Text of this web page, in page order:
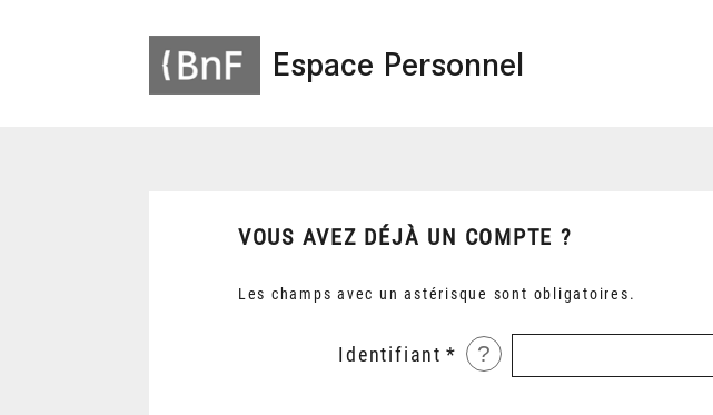
Espace Personnel
VOUS AVEZ DÉJÀ UN COMPTE ?
Les champs avec un astérisque sont obligatoires.
Identifiant ?